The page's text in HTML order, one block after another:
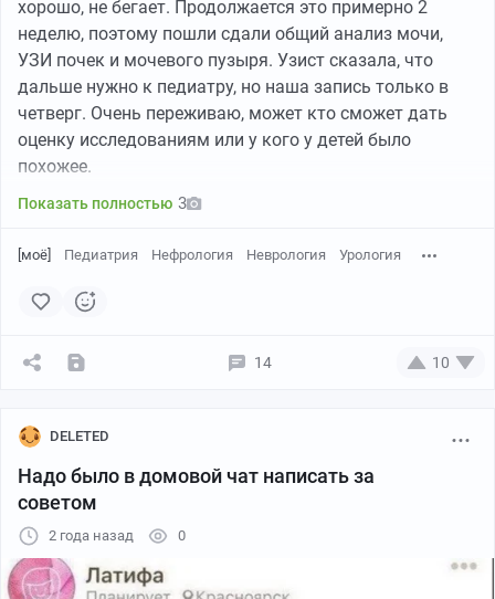
хорошо, не бегает. Продолжается это примерно 2
неделю, поэтому пошли сдали общий анализ мочи,
УЗИ почек и мочевого пузыря. Узист сказала, что
дальше нужно к педиатру, но наша запись только в
четверг. Очень переживаю, может кто сможет дать
оценку исследованиям или у кого у детей было
похожее.
Показать полностью 3
[моё] Педиатрия Нефрология Неврология Урология
14 10
DELETED
Надо было в домовой чат написать за
советом
2 года назад 0